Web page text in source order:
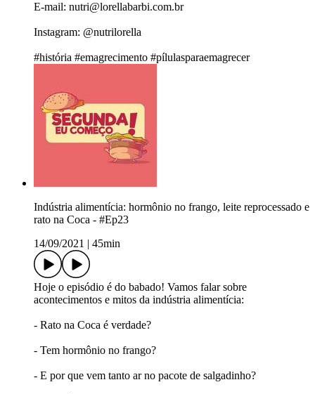
E-mail: nutri@lorellabarbi.com.br
Instagram: @nutrilorella
#história #emagrecimento #pílulasparaemagrecer
Indústria alimentícia: hormônio no frango, leite reprocessado e
rato na Coca - #Ep23
14/09/2021
45min
Hoje o episódio é do babado! Vamos falar sobre
acontecimentos e mitos da indústria alimentícia:
- Rato na Coca é verdade?
- Tem hormônio no frango?
- E por que vem tanto ar no pacote de salgadinho?